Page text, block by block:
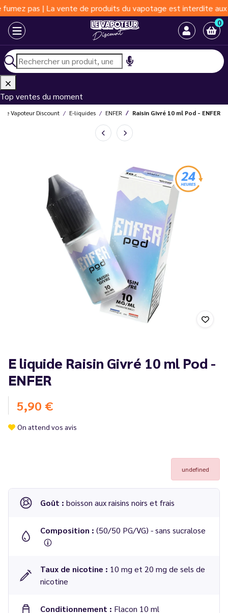
pas | La vente de produits du vapotage est interdite aux
0
Top ventes du moment
Le Vapoteur Discount E-liquides ENFER Raisin Givré 10 ml Pod - ENFER
E liquide Raisin Givré 10 ml Pod -
ENFER
5,90 €
On attend vos avis
undefined
Goût : boisson aux raisins noirs et frais
Composition : (50/50 PG/VG) - sans sucralose
Taux de nicotine : 10 mg et 20 mg de sels de
nicotine
Conditionnement : Flacon 10 ml